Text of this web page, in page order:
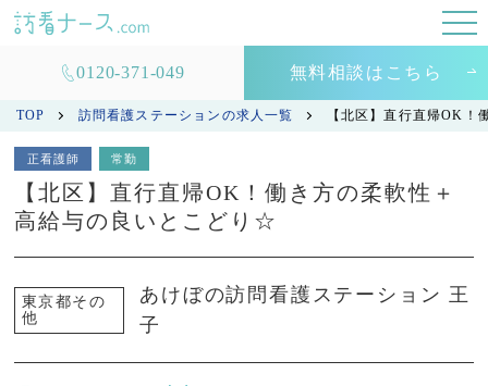
0120-371-049 無料相談はこちら
TOP 訪問看護ステーションの求人一覧 【北区】直行直帰OK
正看護師 常勤
【北区】直行直帰OK！働き方の柔軟性＋
高給与の良いとこどり☆
東京都その
他
あけぼの訪問看護ステーション 王
子